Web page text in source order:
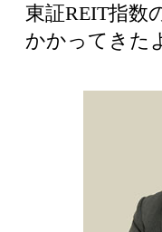
東証REIT指数
かかってきた